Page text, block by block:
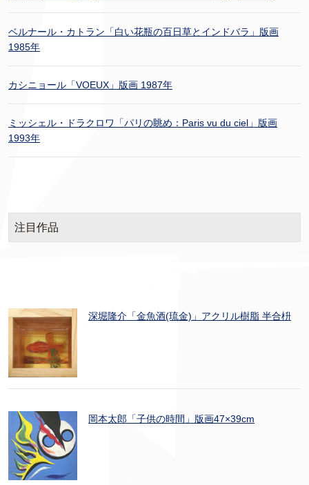
ベルナール・カトラン「白い花瓶の百日草とインドバラ」版画
1985年
カシニョール「VOEUX」版画 1987年
ミッシェル・ドラクロワ「パリの眺め：Paris vu du ciel」版画
1993年
注目作品
深堀隆介「金魚酒(琉金)」アクリル樹脂 半合枡
岡本太郎「子供の時間」版画47×39cm